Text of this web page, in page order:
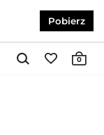
Pobierz
0